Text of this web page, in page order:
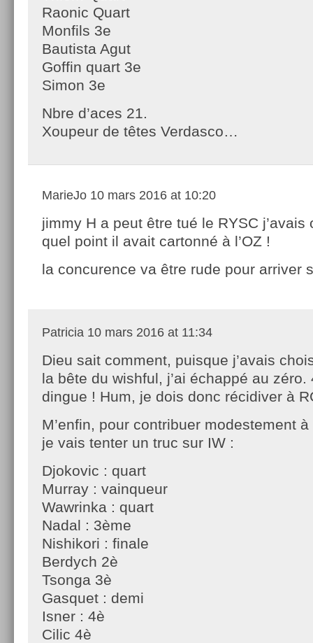
Raonic Quart
Monfils 3e
Bautista Agut
Goffin quart 3e
Simon 3e
Nbre d’aces 21.
Xoupeur de têtes Verdasco…
MarieJo 10 mars 2016 at 10:20
jimmy H a peut être tué le RYSC j’avais
quel point il avait cartonné à l’OZ !
la concurence va être rude pour arriver
Patricia 10 mars 2016 at 11:34
Dieu sait comment, puisque j’avais
la bête du wishful, j’ai échappé au zéro.
dingue ! Hum, je dois donc récidiver à
M’enfin, pour contribuer modestement
je vais tenter un truc sur IW :
Djokovic : quart
Murray : vainqueur
Wawrinka : quart
Nadal : 3ème
Nishikori : finale
Berdych 2è
Tsonga 3è
Gasquet : demi
Isner : 4è
Cilic 4è